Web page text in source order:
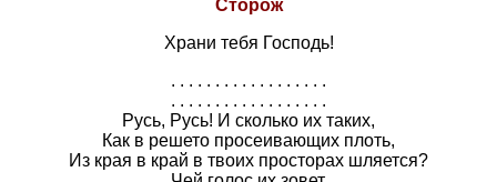
Сторож
Храни тебя Господь!
. . . . . . . . . . . . . . . . . .
. . . . . . . . . . . . . . . . . .
Русь, Русь! И сколько их таких,
Как в решето просеивающих плоть,
Из края в край в твоих просторах шляется?